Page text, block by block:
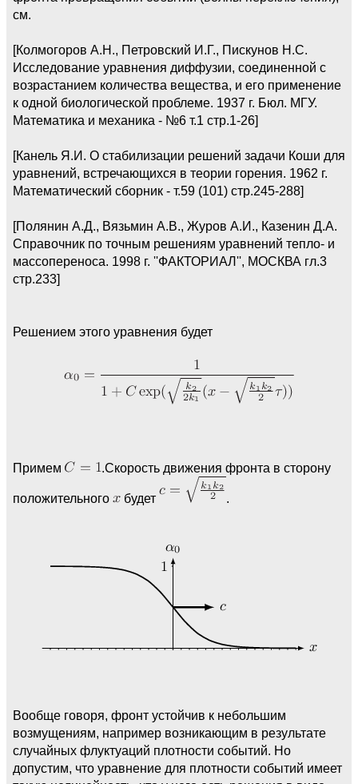
см.
[Колмогоров А.Н., Петровский И.Г., Пискунов Н.С.
Исследование уравнения диффузии, соединенной с
возрастанием количества вещества, и его применение
к одной биологической проблеме. 1937 г. Бюл. МГУ.
Математика и механика - №6 т.1 стр.1-26]
[Канель Я.И. О стабилизации решений задачи Коши для
уравнений, встречающихся в теории горения. 1962 г.
Математический сборник - т.59 (101) стр.245-288]
[Полянин А.Д., Вязьмин А.В., Журов А.И., Казенин Д.А.
Справочник по точным решениям уравнений тепло- и
массопереноса. 1998 г. ''ФАКТОРИАЛ'', МОСКВА гл.3
стр.233]
Решением этого уравнения будет
Примем .Скорость движения фронта в сторону
положительного будет .
Вообще говоря, фронт устойчив к небольшим
возмущениям, например возникающим в результате
случайных флуктуаций плотности событий. Но
допустим, что уравнение для плотности событий имеет